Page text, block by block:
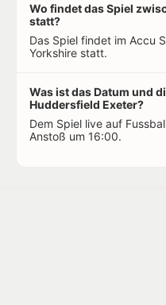
Wo findet das Spiel
statt?
Das Spiel findet im Accu
Yorkshire statt.
Was ist das Datum und
Huddersfield Exeter?
Dem Spiel live auf
Anstoß um 16:00.